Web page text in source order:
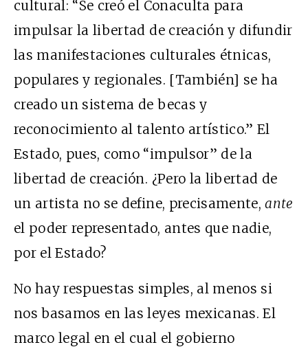
cultural: “Se creó el Conaculta para
impulsar la libertad de creación y difundir
las manifestaciones culturales étnicas,
populares y regionales. [También] se ha
creado un sistema de becas y
reconocimiento al talento artístico.” El
Estado, pues, como “impulsor” de la
libertad de creación. ¿Pero la libertad de
un artista no se define, precisamente,ante
el poder representado, antes que nadie,
por el Estado?
No hay respuestas simples, al menos si
nos basamos en las leyes mexicanas. El
marco legal en el cual el gobierno